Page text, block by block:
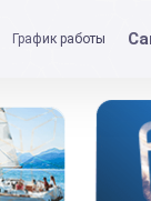
График работы